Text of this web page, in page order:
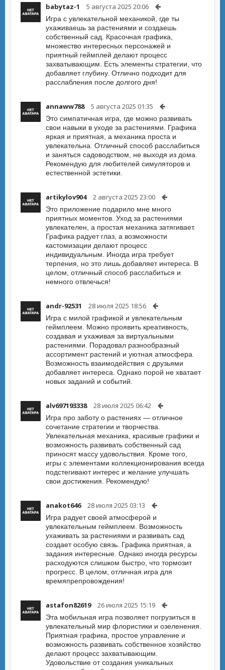
babytaz-1 5 августа 2025 20:06
Игра с увлекательной механикой, где ты
ухаживаешь за растениями и создаешь
собственный сад. Красочная графика,
множество интересных персонажей и
приятный геймплей делают процесс
захватывающим. Есть элементы стратегии, что
добавляет глубину. Отлично подходит для
расслабления после долгого дня!
annaww788 5 августа 2025 01:35
Это симпатичная игра, где можно развивать
свои навыки в уходе за растениями. Графика
яркая и приятная, а механика проста и
увлекательна. Отличный способ расслабиться
и заняться садоводством, не выходя из дома.
Рекомендую для любителей симуляторов и
естественной эстетики.
artikylov904 2 августа 2025 23:00
Это приложение подарило мне много
приятных моментов. Уход за растениями
увлекателен, а простая механика затягивает.
Графика радует глаз, а возможности
кастомизации делают процесс
индивидуальным. Иногда игра требует
терпения, но это лишь добавляет интереса. В
целом, отличный способ расслабиться и
немного отвлечься!
andr-92531 28 июля 2025 18:56
Игра с милой графикой и увлекательным
геймплеем. Можно проявить креативность,
создавая и ухаживая за виртуальными
растениями. Порадовал разнообразный
ассортимент растений и уютная атмосфера.
Возможность взаимодействия с друзьями
добавляет интереса. Однако порой не хватает
новых заданий и событий.
alv697193338 28 июля 2025 06:42
Игра про заботу о растениях — отличное
сочетание стратегии и творчества.
Увлекательная механика, красивые графики и
возможность развивать собственный сад
приносят массу удовольствия. Кроме того,
игры с элементами коллекционирования всегда
подстегивают интерес и желание улучшать
свои достижения. Рекомендую!
anakot646 28 июля 2025 03:13
Игра радует своей атмосферой и
увлекательным геймплеем. Возможность
ухаживать за растениями и развивать сад
создает особую связь. Графика приятная, а
задания интересные. Однако иногда ресурсы
расходуются слишком быстро, что тормозит
прогресс. В целом, отличная игра для
времяпрепровождения!
astafon82619 26 июля 2025 15:19
Эта мобильная игра позволяет погрузиться в
увлекательный мир флористики и озеленения.
Приятная графика, простое управление и
возможность развивать собственное хозяйство
делают процесс захватывающим.
Удовольствие от создания уникальных